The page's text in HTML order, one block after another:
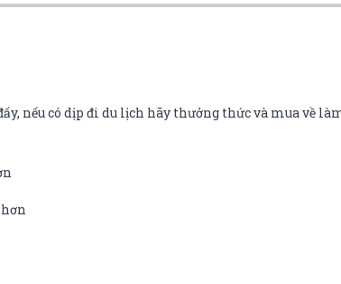
nếu có dịp đi du lịch hãy thưởng thức và mua về